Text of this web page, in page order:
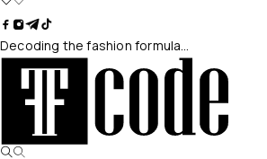
Decoding the fashion formula…